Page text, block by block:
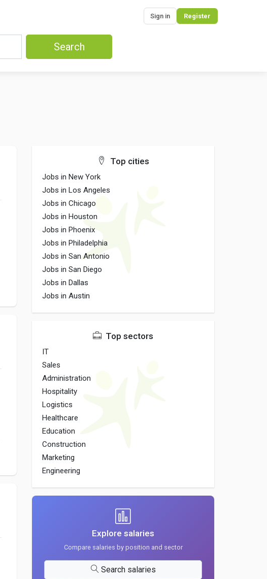
Sign in Register
Search
Top cities
Jobs in New York
Jobs in Los Angeles
Jobs in Chicago
Jobs in Houston
Jobs in Phoenix
Jobs in Philadelphia
Jobs in San Antonio
Jobs in San Diego
Jobs in Dallas
Jobs in Austin
Top sectors
IT
Sales
Administration
Hospitality
Logistics
Healthcare
Education
Construction
Marketing
Engineering
Explore salaries
Compare salaries by position and sector
Search salaries